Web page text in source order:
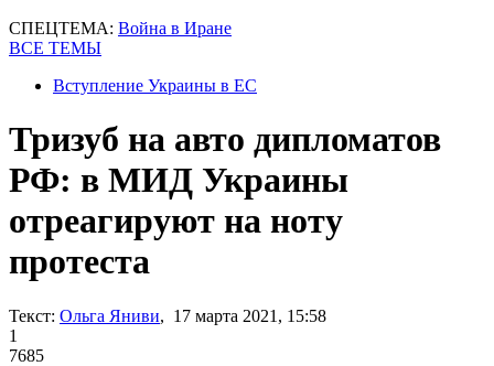
СПЕЦТЕМА: Война в Иране
ВСЕ ТЕМЫ
Вступление Украины в ЕС
Тризуб на авто дипломатов
РФ: в МИД Украины
отреагируют на ноту
протеста
Текст: Ольга Яниви, 17 марта 2021, 15:58
1
7685